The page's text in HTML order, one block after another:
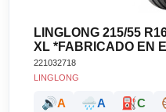
LINGLONG 215/55
XL *FABRICADO EN
221032718
LINGLONG
🔊A 🌧️A ⛽C